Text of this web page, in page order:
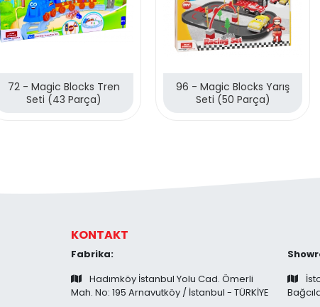
72 - Magic Blocks Tren
Seti (43 Parça)
96 - Magic Blocks Yarış
Seti (50 Parça)
KONTAKT
Fabrika:
Hadımköy İstanbul Yolu Cad. Ömerli
Mah. No: 195 Arnavutköy / İstanbul - TÜRKİYE